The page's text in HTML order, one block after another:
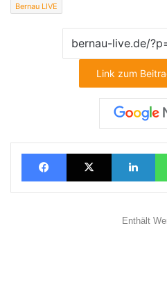
Bernau LIVE
Link zum
FacebookX
Enthält